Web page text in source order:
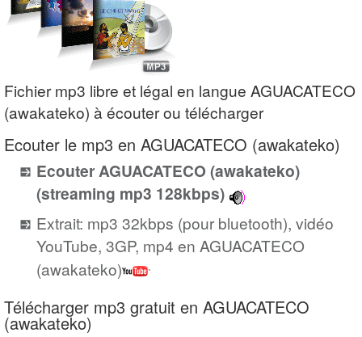
Fichier mp3 libre et légal en langue AGUACATECO
(awakateko) à écouter ou télécharger
Ecouter le mp3 en AGUACATECO (awakateko)
Ecouter AGUACATECO (awakateko)
(streaming mp3 128kbps)
Extrait: mp3 32kbps (pour bluetooth), vidéo
YouTube, 3GP, mp4 en AGUACATECO
(awakateko)
Télécharger mp3 gratuit en AGUACATECO
(awakateko)